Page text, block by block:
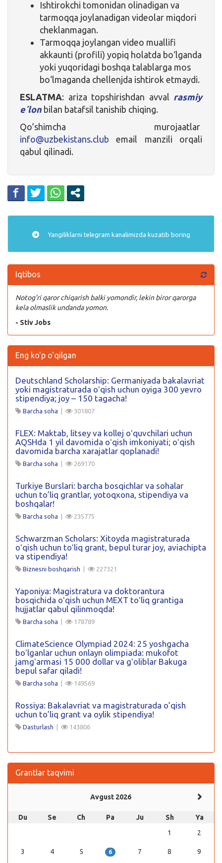
Ishtirokchi tomonidan olinadigan va
tarmoqqa joylanadigan videolar miqdori
cheklanmagan.
Tarmoqqa joylangan video muallifi
akkaunti (profili) yopiq holatda bo‘lganda
yoki yuqoridagi boshqa talablarga mos
bo‘lmaganda chellenjda ishtirok etmaydi.
ESLATMA: ariza topshirishdan avval rasmiy
eʼlon bilan batafsil tanishib chiqing.
Qo’shimcha murojaatlar
info@uzbekistans.club email manzili orqali
qabul qilinadi.
Yangiliklarni telegram kanalimizda kuzatib boring
Iqtibos
Notog’ri qaror chiqarish balki yomondir, lekin biror qarorga
kela olmaslik undanda yomon.
- Stiv Jobs
Eng ko'p o'qilgan
Deutschland Scholarship: Germaniyada bakalavriat
yoki magistraturada oʻqish uchun oyiga 300 yevro
stipendiya; joy – 150 tagacha!
Barcha soha | 301807
FLEX: Maktab, litsey va kollej oʻquvchilari uchun
AQSHda 1 yil davomida oʻqish imkoniyati; oʻqish
davomida barcha xarajatlar qoplanadi!
Barcha soha | 269170
Turkiye Burslari: barcha bosqichlar va sohalar
uchun to’liq grantlar, yotoqxona, stipendiya va
boshqalar!
Barcha soha | 235775
Schwarzman Scholars: Xitoyda magistraturada
oʻqish uchun toʻliq grant, bepul turar joy, aviachipta
va stipendiya!
Biznesni boshqarish | 227321
Yaponiya: Magistratura va doktorantura
bosqichida oʻqish uchun MEXT toʻliq grantiga
hujjatlar qabul qilinmoqda!
Barcha soha | 178789
ClimateScience Olympiad 2024: 25 yoshgacha
boʻlganlar uchun onlayn olimpiada: mukofot
jamgʻarmasi 15 000 dollar va gʻoliblar Bakuga
bepul safar qiladi!
Barcha soha | 149569
Rossiya: Bakalavriat va magistraturada o’qish
uchun to’liq grant va oylik stipendiya!
Dasturlash | 143806
Grantlar taqvimi
Avgust 2026
Du Se Ch Pa Ju Sh
Ya
1
2
3 4 5 6 7 8 9